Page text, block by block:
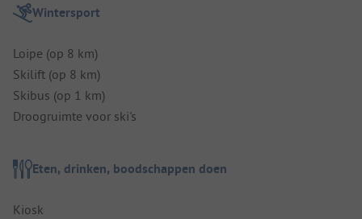
Wintersport
Loipe (op 8 km)
Skilift (op 8 km)
Skibus (op 1 km)
Droogruimte voor ski's
Eten, drinken, boodschappen doen
Kiosk